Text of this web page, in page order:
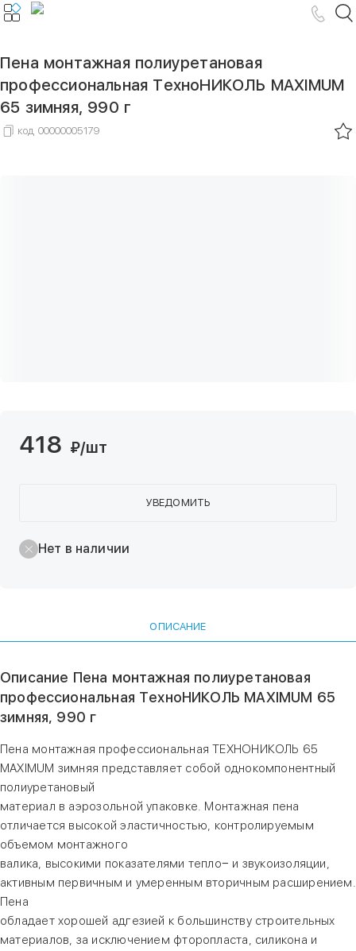
Пена монтажная полиуретановая
профессиональная ТехноНИКОЛЬ MAXIMUM
65 зимняя, 990 г
код 00000005179
418 ₽/шт
УВЕДОМИТЬ
Нет в наличии
ОПИСАНИЕ
Описание Пена монтажная полиуретановая
профессиональная ТехноНИКОЛЬ MAXIMUM 65
зимняя, 990 г
Пена монтажная профессиональная ТЕХНОНИКОЛЬ 65
MAXIMUM зимняя представляет собой однокомпонентный
полиуретановый
материал в аэрозольной упаковке. Монтажная пена
отличается высокой эластичностью, контролируемым
объемом монтажного
валика, высокими показателями тепло− и звукоизоляции,
активным первичным и умеренным вторичным расширением.
Пена
обладает хорошей адгезией к большинству строительных
материалов, за исключением фторопласта, силикона и